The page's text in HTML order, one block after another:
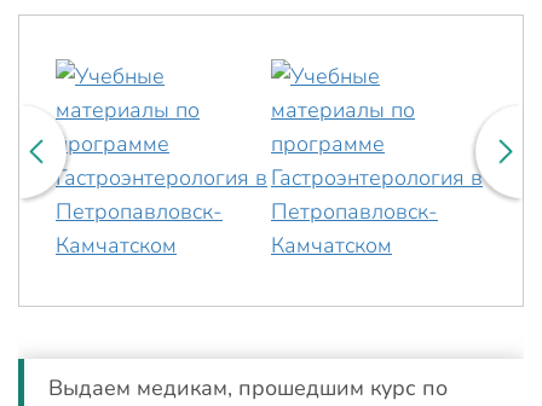
Выдаем медикам, прошедшим курс по